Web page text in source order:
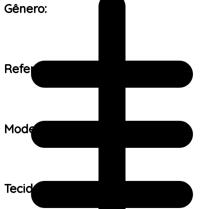
Gênero:
Referência de tamanho:
Modelo:
Tecido: